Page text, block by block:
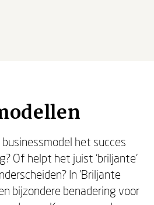
het succes
Of helpt het juist 'briljante'
In 'Briljante
bijzondere benadering voor